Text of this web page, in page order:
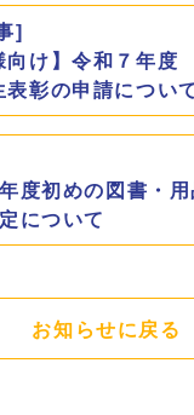
]
向け】令和７年
表彰の申請につい
度初めの図書・用
について
お知らせに戻る